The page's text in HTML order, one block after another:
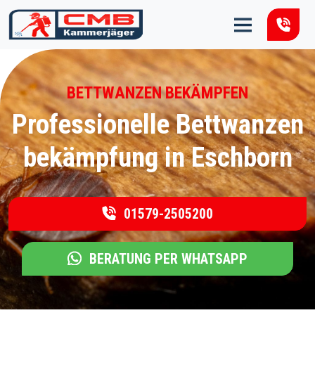
Zum Inhalt springen
BETTWANZEN BEKÄMPFEN
Professionelle Bettwanzen
bekämpfung in Eschborn
01579-2505200
BERATUNG PER WHATSAPP